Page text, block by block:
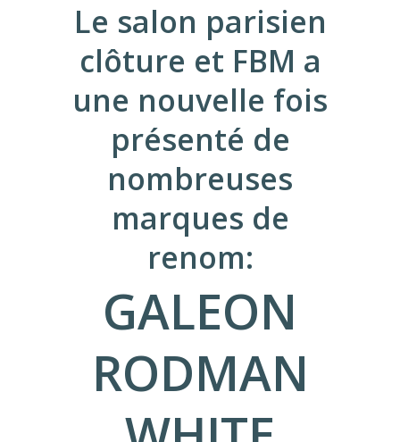
Le salon parisien
clôture et FBM a
une nouvelle fois
présenté de
nombreuses
marques de
renom:
GALEON
RODMAN